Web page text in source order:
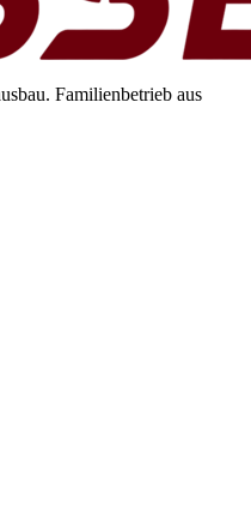
Familienbetrieb aus